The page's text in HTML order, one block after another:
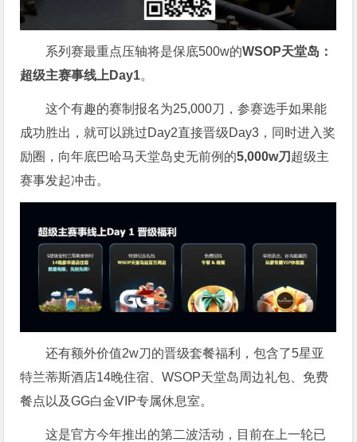
系列赛最重点压轴将是保底500w的WSOP天堂岛：
超级主赛事线上Day1。
这个有趣的赛制报名为25,000刀，参赛选手如果能
成功胜出，就可以跳过Day2直接晋级Day3，同时进入奖
励圈，向年底巴哈马天堂岛史无前例的5,000w刀 超级主
赛事发起冲击。
还有额外价值2w刀的晋级套餐福利，包含了5星亚
特兰蒂斯酒店14晚住宿、WSOP天堂岛周边礼包、免费
餐点以及GG白金VIP专属休息室。
这是官方今年推出的第二波活动，目前在上一轮已